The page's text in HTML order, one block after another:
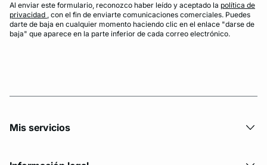
Al enviar este formulario, reconozco haber leído y aceptado la política de
privacidad , con el fin de enviarte comunicaciones comerciales. Puedes
darte de baja en cualquier momento haciendo clic en el enlace "darse de
baja" que aparece en la parte inferior de cada correo electrónico.
Mis servicios